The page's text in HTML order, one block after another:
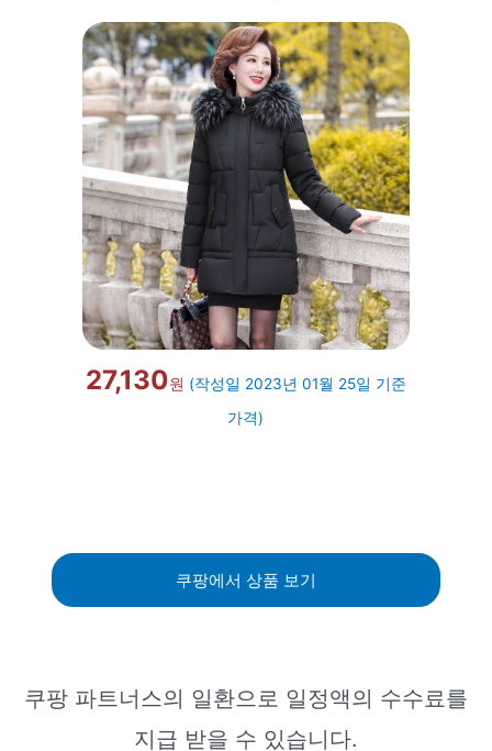
27,130원 (작성일 2023년 01월 25일 기준
가격)
쿠팡에서 상품 보기
쿠팡 파트너스의 일환으로 일정액의 수수료를
지급 받을 수 있습니다.